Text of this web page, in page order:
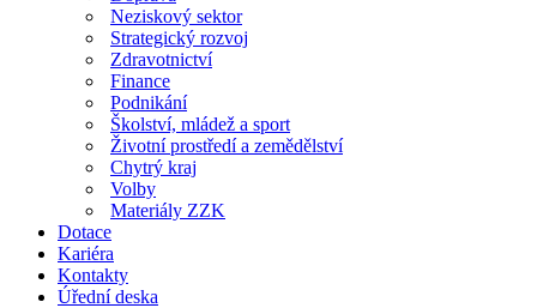
Neziskový sektor
Strategický rozvoj
Zdravotnictví
Finance
Podnikání
Školství, mládež a sport
Životní prostředí a zemědělství
Chytrý kraj
Volby
Materiály ZZK
Dotace
Kariéra
Kontakty
Úřední deska